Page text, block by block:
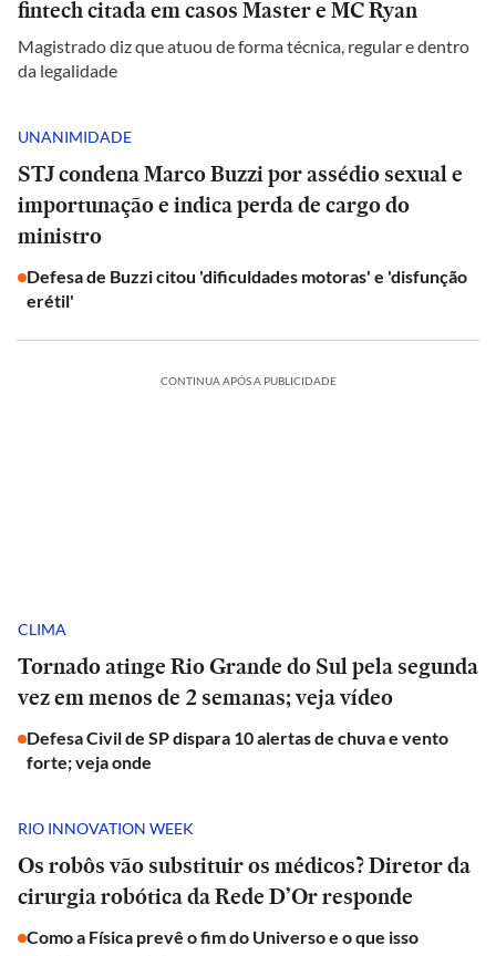
fintech citada em casos Master e MC Ryan
Magistrado diz que atuou de forma técnica, regular e dentro
da legalidade
UNANIMIDADE
STJ condena Marco Buzzi por assédio sexual e
importunação e indica perda de cargo do
ministro
Defesa de Buzzi citou 'dificuldades motoras' e 'disfunção
erétil'
CONTINUA APÓS A PUBLICIDADE
CLIMA
Tornado atinge Rio Grande do Sul pela segunda
vez em menos de 2 semanas; veja vídeo
Defesa Civil de SP dispara 10 alertas de chuva e vento
forte; veja onde
RIO INNOVATION WEEK
Os robôs vão substituir os médicos? Diretor da
cirurgia robótica da Rede D’Or responde
Como a Física prevê o fim do Universo e o que isso